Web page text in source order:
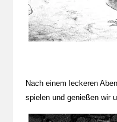
Nach einem leckeren
spielen und genießen wir